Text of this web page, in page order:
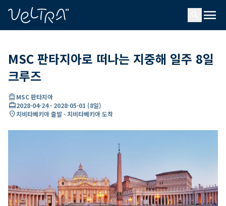
menu
MSC 판타지아로 떠나는 지중해 일주 8일
크루즈
directions_boatMSC 판타지아
card_travel2028-04-24- 2028-05-01 (8일)
location_on치비타베키아 출발 - 치비타베키아 도착